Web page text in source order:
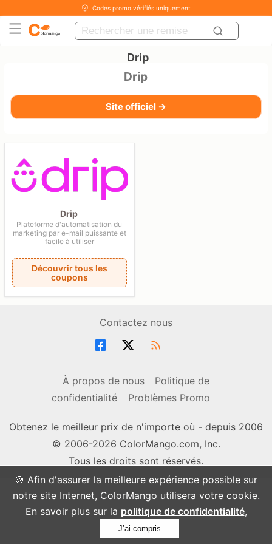
🍪 Afin d'assurer la meilleure expérience possible sur
notre site Internet, ColorMango utilisera votre cookie.
En savoir plus sur la politique de confidentialité,
J’ai compris
Codes promo vérifiés uniquement
Drip
Drip
Site officiel →
Drip
Plateforme d'automatisation du
marketing par e-mail puissante et
facile à utiliser
Découvrir tous les
coupons
Contactez nous
À propos de nous
Politique de
confidentialité
Problèmes Promo
Obtenez le meilleur prix de n'importe où - depuis 2006
© 2006-2026 ColorMango.com, Inc.
Tous les droits sont réservés.